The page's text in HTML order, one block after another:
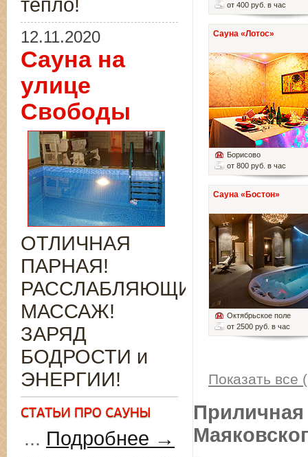
от 400 руб. в час
Сауна «Лотос»
Борисово
от 800 руб. в час
Сауна «Бостон»
Октябрьское поле
от 2500 руб. в час
Показать все
Приличная
тепло!
12.11.2020
Сауна на
улице
Свободы
ОТЛИЧНАЯ
ПАРНАЯ!
РАССЛАБЛЯЮЩИЙ
МАССАЖ!
ЗАРЯД
БОДРОСТИ и
ЭНЕРГИИ!
... Подробнее →